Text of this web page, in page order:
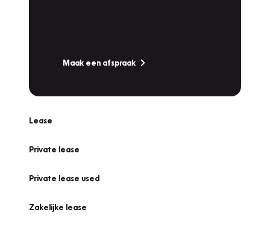
Maak een afspraak
Lease
Private lease
Private lease used
Zakelijke lease